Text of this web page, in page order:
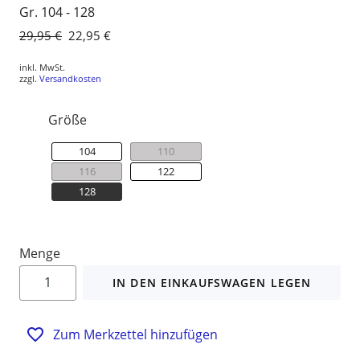
Gr. 104 - 128
Normaler
29,95 € Sonderpreis
22,95 €
inkl. MwSt.
zzgl. Versandkosten
Größe
104
110
116
122
128
Menge
IN DEN EINKAUFSWAGEN LEGEN
Zum Merkzettel hinzufügen